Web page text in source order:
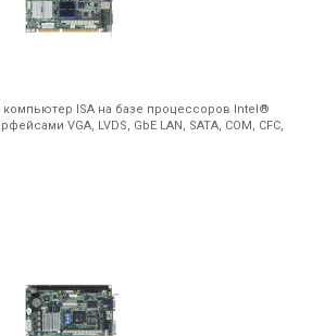
ISA на базе процессоров Intel®
VGA, LVDS, GbE LAN, SATA, COM, CFC,